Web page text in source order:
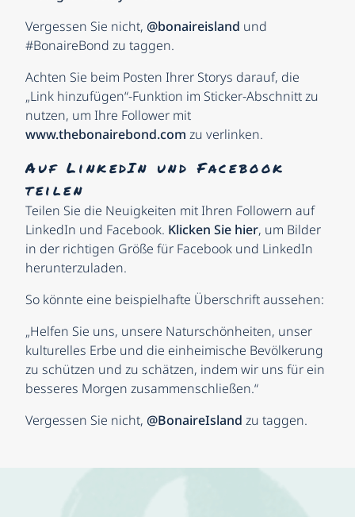
Vergessen Sie nicht, @bonaireisland und
#BonaireBond zu taggen.
Achten Sie beim Posten Ihrer Storys darauf, die
„Link hinzufügen“-Funktion im Sticker-Abschnitt zu
nutzen, um Ihre Follower mit
www.thebonairebond.com zu verlinken.
Auf LinkedIn und Facebook
teilen
Teilen Sie die Neuigkeiten mit Ihren Followern auf
LinkedIn und Facebook. Klicken Sie hier, um Bilder
in der richtigen Größe für Facebook und LinkedIn
herunterzuladen.
So könnte eine beispielhafte Überschrift aussehen:
„Helfen Sie uns, unsere Naturschönheiten, unser
kulturelles Erbe und die einheimische Bevölkerung
zu schützen und zu schätzen, indem wir uns für ein
besseres Morgen zusammenschließen.“
Vergessen Sie nicht, @BonaireIsland zu taggen.